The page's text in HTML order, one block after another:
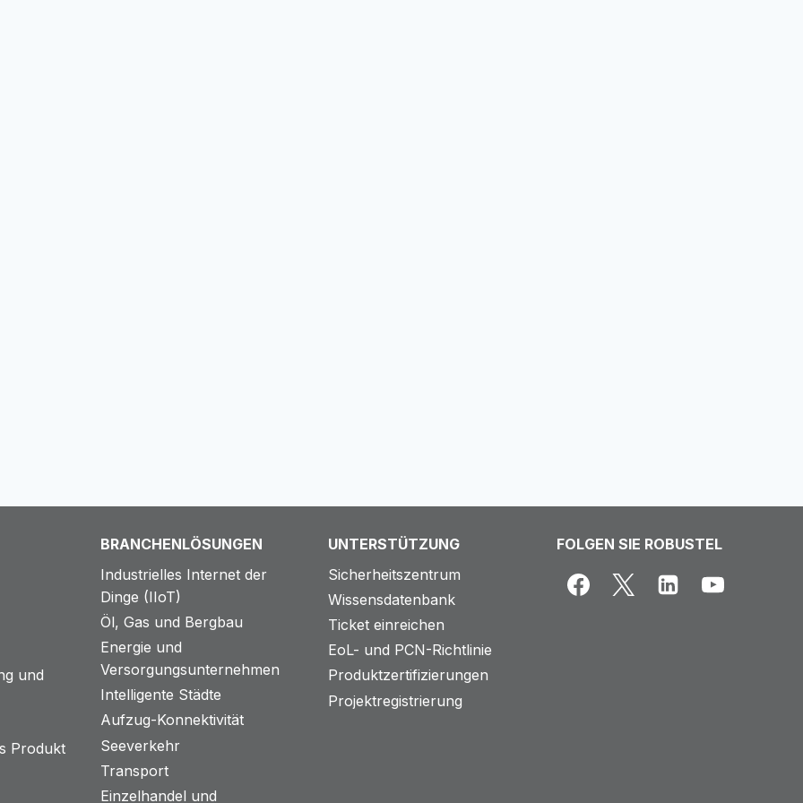
und
Produkt
BRANCHENLÖSUNGEN
Industrielles Internet der
Dinge (IIoT)
Öl, Gas und Bergbau
Energie und
Versorgungsunternehmen
Intelligente Städte
Aufzug-Konnektivität
Seeverkehr
Transport
Einzelhandel und
UNTERSTÜTZUNG
Sicherheitszentrum
Wissensdatenbank
Ticket einreichen
EoL- und PCN-Richtlinie
Produktzertifizierungen
Projektregistrierung
FOLGEN SIE ROBUSTEL